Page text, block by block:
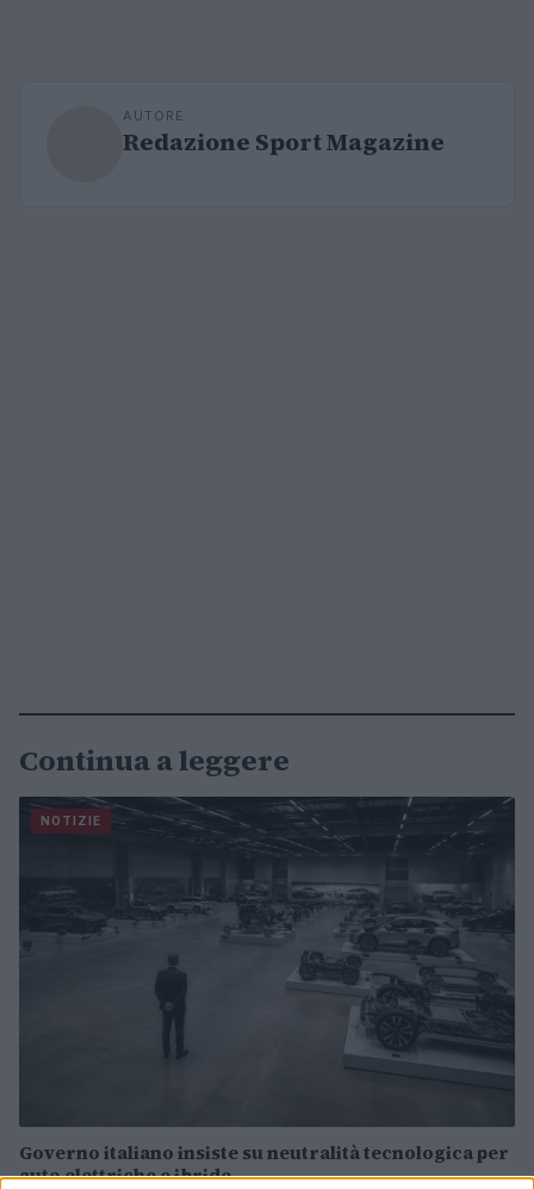
AUTORE
Redazione Sport Magazine
Continua a leggere
NOTIZIE
Governo italiano insiste su neutralità tecnologica per
auto elettriche e ibride